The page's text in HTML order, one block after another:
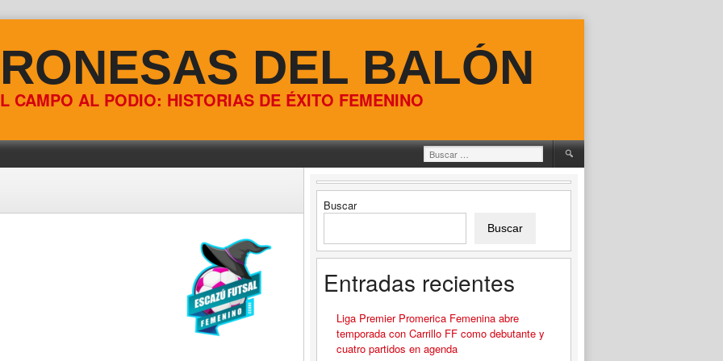
DEL BALÓN
CAMPO AL PODIO: HISTORIAS DE ÉXITO FEMENINO
Buscar:
Buscar
Buscar
Entradas recientes
Liga Premier Promerica Femenina abre
temporada con Carrillo FF como debutante y
cuatro partidos en agenda